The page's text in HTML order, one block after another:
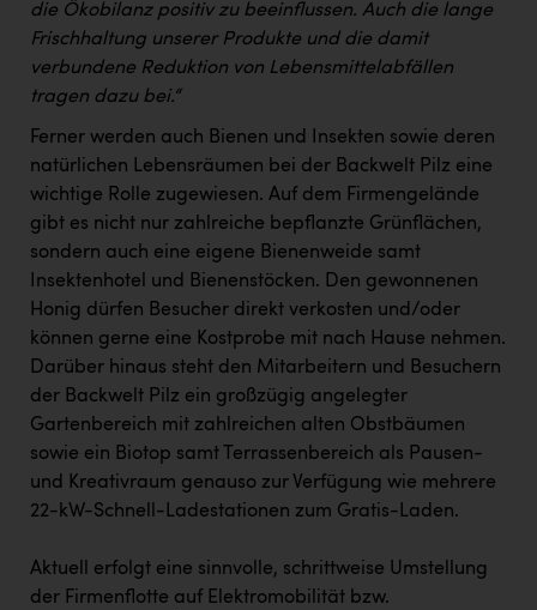
die Ökobilanz positiv zu beeinflussen. Auch die lange
Frischhaltung unserer Produkte und die damit
verbundene Reduktion von Lebensmittelabfällen
tragen dazu bei.“
Ferner werden auch Bienen und Insekten sowie deren
natürlichen Lebensräumen bei der Backwelt Pilz eine
wichtige Rolle zugewiesen. Auf dem Firmengelände
gibt es nicht nur zahlreiche bepflanzte Grünflächen,
sondern auch eine eigene Bienenweide samt
Insektenhotel und Bienenstöcken. Den gewonnenen
Honig dürfen Besucher direkt verkosten und/oder
können gerne eine Kostprobe mit nach Hause nehmen.
Darüber hinaus steht den Mitarbeitern und Besuchern
der Backwelt Pilz ein großzügig angelegter
Gartenbereich mit zahlreichen alten Obstbäumen
sowie ein Biotop samt Terrassenbereich als Pausen-
und Kreativraum genauso zur Verfügung wie mehrere
22-kW-Schnell-Ladestationen zum Gratis-Laden.
Aktuell erfolgt eine sinnvolle, schrittweise Umstellung
der Firmenflotte auf Elektromobilität bzw.